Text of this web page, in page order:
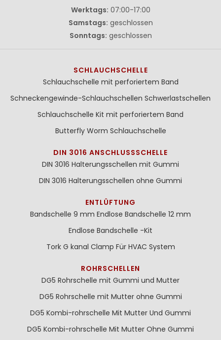
Werktags: 07:00-17:00
Samstags: geschlossen
Sonntags: geschlossen
SCHLAUCHSCHELLE
Schlauchschelle mit perforiertem Band
Schneckengewinde-Schlauchschellen Schwerlastschellen
Schlauchschelle Kit mit perforiertem Band
Butterfly Worm Schlauchschelle
DIN 3016 ANSCHLUSSSCHELLE
DIN 3016 Halterungsschellen mit Gummi
DIN 3016 Halterungsschellen ohne Gummi
ENTLÜFTUNG
Bandschelle 9 mm Endlose Bandschelle 12 mm
Endlose Bandschelle -Kit
Tork G kanal Clamp Für HVAC System
ROHRSCHELLEN
DG5 Rohrschelle mit Gummi und Mutter
DG5 Rohrschelle mit Mutter ohne Gummi
DG5 Kombi-rohrschelle Mit Mutter Und Gummi
DG5 Kombi-rohrschelle Mit Mutter Ohne Gummi